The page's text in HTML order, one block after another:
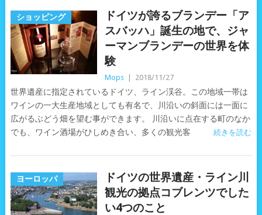
ショッピング
ドイツが誇るブランデー「ア
スバッハ」誕生の地で、ジャ
ーマンブランデーの世界を体
験
Mops 2018/11/27
世界遺産に指定されているドイツ、ライン渓谷。この地域一帯は
ワインの一大生産地域としても有名で、川沿いの斜面には一面に
広がるぶどう畑を望む事ができます。 川沿いに点在する町のなか
でも、ワイン酒場がひしめき合い、多くの観光客
続きを読む
ヨーロッパ
ドイツの世界遺産・ライン川
観光の拠点コブレンツでした
い4つのこと